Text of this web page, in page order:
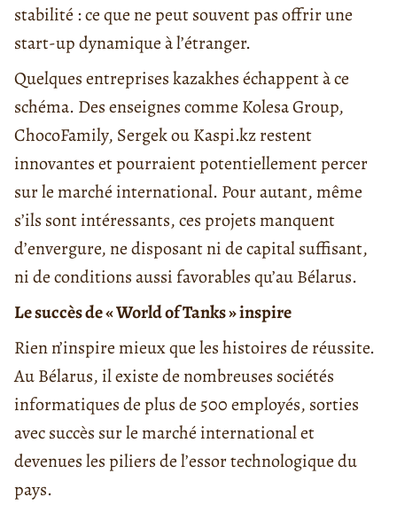
stabilité : ce que ne peut souvent pas offrir une
start-up dynamique à l’étranger.
Quelques entreprises kazakhes échappent à ce
schéma. Des enseignes comme Kolesa Group,
ChocoFamily, Sergek ou Kaspi.kz restent
innovantes et pourraient potentiellement percer
sur le marché international. Pour autant, même
s’ils sont intéressants, ces projets manquent
d’envergure, ne disposant ni de capital suffisant,
ni de conditions aussi favorables qu’au Bélarus.
Le succès de « World of Tanks » inspire
Rien n’inspire mieux que les histoires de réussite.
Au Bélarus, il existe de nombreuses sociétés
informatiques de plus de 500 employés, sorties
avec succès sur le marché international et
devenues les piliers de l’essor technologique du
pays.